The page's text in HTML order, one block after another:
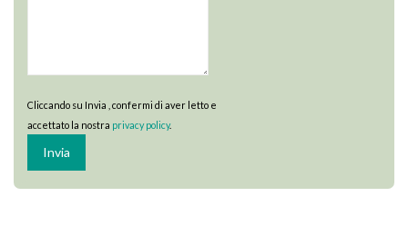
Cliccando su Invia , confermi di aver letto e
accettato la nostra privacy policy.